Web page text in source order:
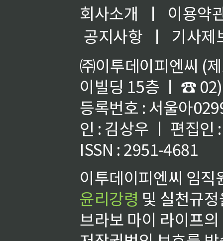
회사소개 ㅣ
이용약
공지사항
ㅣ
기사제
㈜이투데이피엔씨 (
이빌딩 15층 ㅣ ☎
등록번호 : 서울아
인 : 김상우 ㅣ 편집인
ISSN : 2951-4681
이투데이피엔씨 임
윤리강령 및 실천규
브라보 마이 라이프